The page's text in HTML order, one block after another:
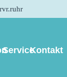
ServiceKontakt